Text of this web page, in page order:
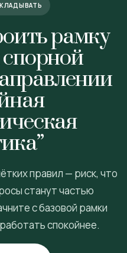
рамку
правил — риск, что
станут частью
с базовой рамки
спокойнее.